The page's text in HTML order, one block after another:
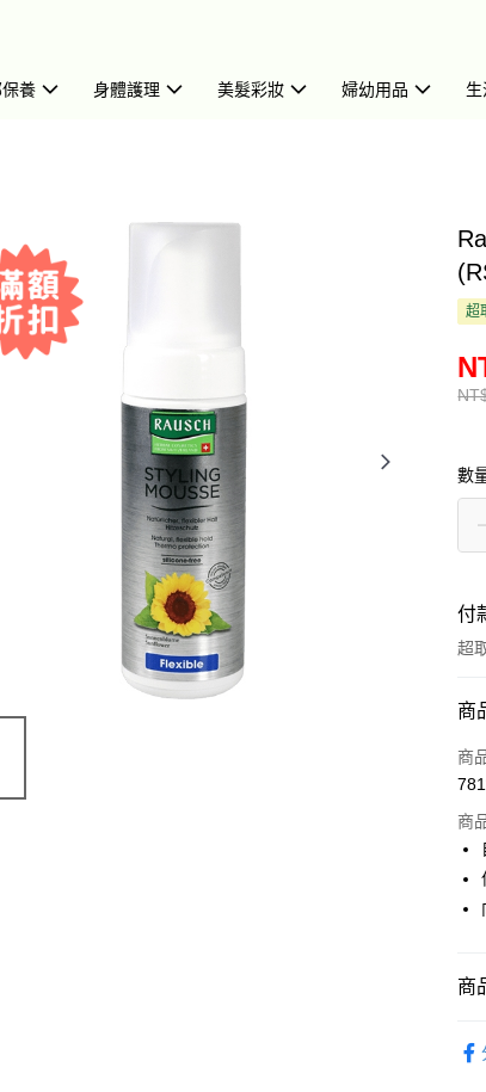
養 身體護理 美髮彩妝 婦幼用品
超
數
付
超
信
悠
商
商
商
商